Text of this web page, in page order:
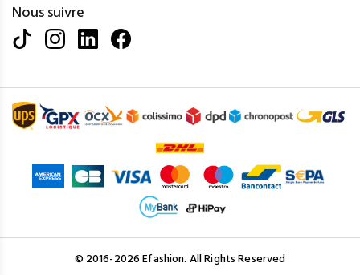
Nous suivre
© 2016-2026 Efashion. All Rights Reserved